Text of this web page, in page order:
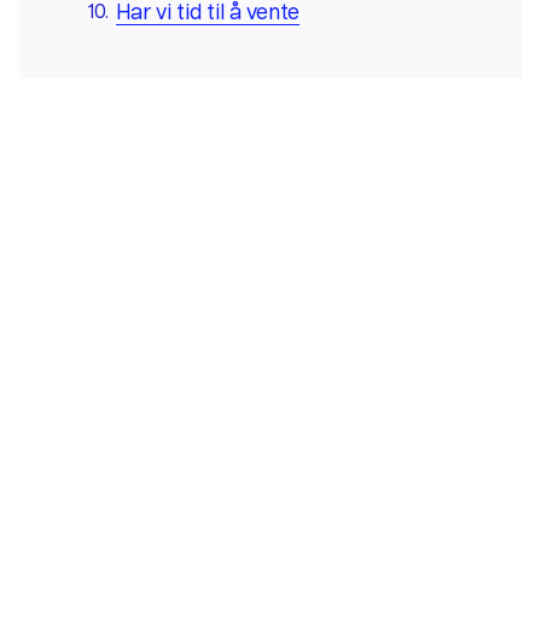
Har vi tid til å vente